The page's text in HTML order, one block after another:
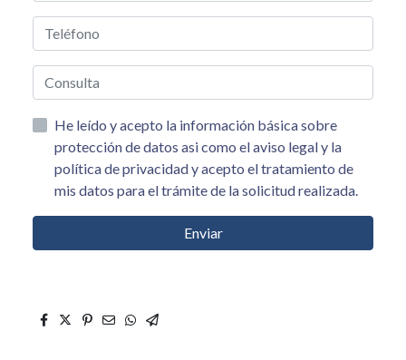
He leído y acepto la información básica sobre
protección de datos asi como el aviso legal y la
política de privacidad y acepto el tratamiento de
mis datos para el trámite de la solicitud realizada.
Enviar